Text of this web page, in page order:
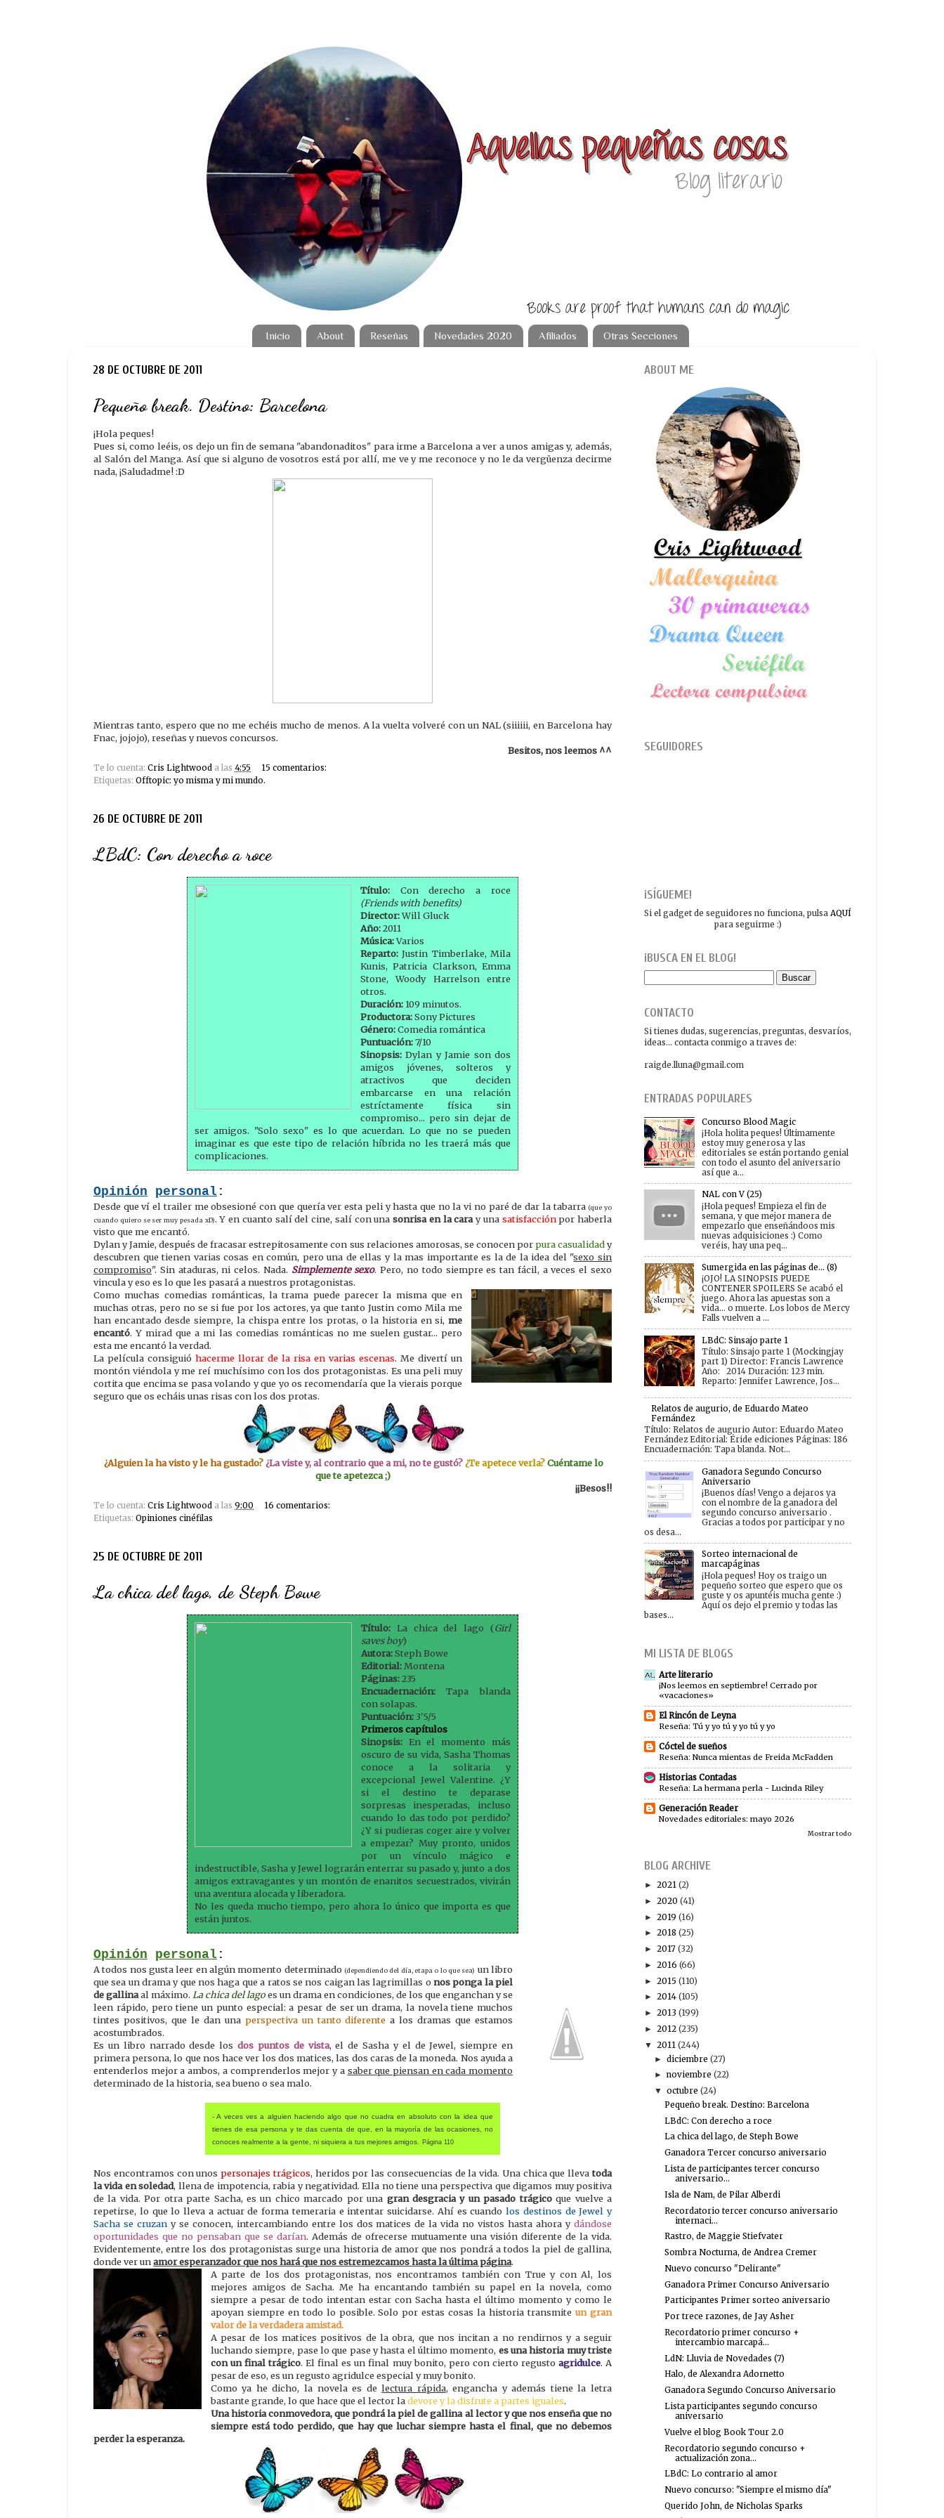
Inicio About Reseñas Novedades 2020 Afiliados Otras Secciones
28 DE OCTUBRE DE 2011
Pequeño break. Destino: Barcelona
¡Hola peques!
Pues si, como leéis, os dejo un fin de semana "abandonaditos" para irme a Barcelona a ver a unos amigas y, además,
al Salón del Manga. Así que si alguno de vosotros está por allí, me ve y me reconoce y no le da vergüenza decirme
nada, ¡Saludadme! :D
Mientras tanto, espero que no me echéis mucho de menos. A la vuelta volveré con un NAL (siiiiii, en Barcelona hay
Fnac, jojojo), reseñas y nuevos concursos.
Besitos, nos leemos ^^
Te lo cuenta: Cris Lightwood a las 4:55
15 comentarios:
Etiquetas: Offtopic: yo misma y mi mundo.
26 DE OCTUBRE DE 2011
LBdC: Con derecho a roce
Título:Con derecho a roce
(Friends with benefits)
Director:Will Gluck
Año:2011
Música:Varios
Reparto:Justin Timberlake, Mila
Kunis, Patricia Clarkson, Emma
Stone, Woody Harrelson entre
otros.
Duración: 109 minutos.
Productora:Sony Pictures
Género:Comedia romántica
Puntuación:7/10
Sinopsis:Dylan y Jamie son dos
amigos jóvenes, solteros y
atractivos que deciden
embarcarse en una relación
estríctamente física sin
compromiso... pero sin dejar de
ser amigos. "Solo sexo" es lo que acuerdan. Lo que no se pueden
imaginar es que este tipo de relación híbrida no les traerá más que
complicaciones.
Opinión personal :
Desde que ví el trailer me obsesioné con que quería ver esta peli y hasta que no la vi no paré de dar la tabarra (que yo
cuando quiero se ser muy pesada xD). Y en cuanto salí del cine, salí con una sonrisa en la caray una satisfacciónpor haberla
visto que me encantó.
Dylan y Jamie, después de fracasar estrepitosamente con sus relaciones amorosas, se conocen porpura casualidady
descubren que tienen varias cosas en común, pero una de ellas y la mas importante es la de la idea del "sexo sin
compromiso". Sin ataduras, ni celos. Nada. Simplemente sexo. Pero, no todo siempre es tan fácil, a veces el sexo
vincula y eso es lo que les pasará a nuestros protagonistas.
Como muchas comedias románticas, la trama puede parecer la misma que en
muchas otras, pero no se si fue por los actores, ya que tanto Justin como Mila me
han encantado desde siempre, la chispa entre los protas, o la historia en si, me
encantó. Y mirad que a mi las comedias románticas no me suelen gustar... pero
esta me encantó la verdad.
La película consiguióhacerme llorar de la risa en varias escenas. Me divertí un
montón viéndola y me reí muchísimo con los dos protagonistas. Es una peli muy
cortita que encima se pasa volando y que yo os recomendaría que la vierais porque
seguro que os echáis unas risas con los dos protas.
¿Alguien la ha visto y le ha gustado?¿La viste y, al contrario que a mi, no te gustó?¿Te apetece verla?Cuéntame lo
que te apetezca ;)
¡¡Besos!!
Te lo cuenta: Cris Lightwood a las 9:00
16 comentarios:
Etiquetas: Opiniones cinéfilas
25 DE OCTUBRE DE 2011
La chica del lago, de Steph Bowe
Título:La chica del lago (Girl
saves boy)
Autora:Steph Bowe
Editorial:Montena
Páginas:235
Encuadernación:Tapa blanda
con solapas.
Puntuación: 3'5/5
Primeros capítulos
Sinopsis:En el momento más
oscuro de su vida, Sasha Thomas
conoce a la solitaria y
excepcional Jewel Valentine. ¿Y
si el destino te deparase
sorpresas inesperadas, incluso
cuando lo das todo por perdido?
¿Y si pudieras coger aire y volver
a empezar? Muy pronto, unidos
por un vínculo mágico e
indestructible, Sasha y Jewel lograrán enterrar su pasado y, junto a dos
amigos extravagantes y un montón de enanitos secuestrados, vivirán
una aventura alocada y liberadora.
No les queda mucho tiempo, pero ahora lo único que importa es que
están juntos.
Opinión personal :
A todos nos gusta leer en algún momento determinado (dependiendo del día, etapa o lo que sea) un libro
que sea un drama y que nos haga que a ratos se nos caigan las lagrimillas onos ponga la piel
de gallinaal máximo.La chica del lagoes un drama en condiciones, de los que enganchan y se
leen rápido, pero tiene un punto especial: a pesar de ser un drama, la novela tiene muchos
tintes positivos, que le dan una perspectiva un tanto diferente a los dramas que estamos
acostumbrados.
Es un libro narrado desde losdos puntos de vista, el de Sasha y el de Jewel, siempre en
primera persona, lo que nos hace ver los dos matices, las dos caras de la moneda. Nos ayuda a
entenderlos mejor a ambos, a comprenderlos mejor y a saber que piensan en cada momento
determinado de la historia, sea bueno o sea malo.
- A veces ves a alguien haciendo algo que no cuadra en absoluto con la idea que
tienes de esa persona y te das cuenta de que, en la mayoría de las ocasiones, no
conoces realmente a la gente, ni siquiera a tus mejores amigos.
Página 110
Nos encontramos con unospersonajes trágicos, heridos por las consecuencias de la vida. Una chica que llevatoda
la vida en soledad, llena de impotencia, rabia y negatividad. Ella no tiene una perspectiva que digamos muy positiva
de la vida. Por otra parte Sacha, es un chico marcado por una gran desgracia y un pasado trágicoque vuelve a
repetirse, lo que lo lleva a actuar de forma temeraria e intentar suicidarse. Ahí es cuando los destinos de Jewel y
Sacha se cruzany se conocen, intercambiando entre los dos matices de la vida no vistos hasta ahora ydándose
oportunidades que no pensaban que se darían. Además de ofrecerse mutuamente una visión diferente de la vida.
Evidentemente, entre los dos protagonistas surge una historia de amor que nos pondrá a todos la piel de gallina,
donde ver unamor esperanzador que nos hará que nos estremezcamos hasta la última página.
A parte de los dos protagonistas, nos encontramos también con True y con Al, los
mejores amigos de Sacha. Me ha encantando también su papel en la novela, como
siempre a pesar de todo intentan estar con Sacha hasta el último momento y como le
apoyan siempre en todo lo posible. Solo por estas cosas la historia transmite un gran
valor de la verdadera amistad.
A pesar de los matices positivos de la obra, que nos incitan a no rendirnos y a seguir
luchando siempre, pase lo que pase y hasta el último momento, es una historia muy triste
con un final trágico. El final es un final muy bonito, pero con cierto regusto agridulce. A
pesar de eso, es un regusto agridulce especial y muy bonito.
Como ya he dicho, la novela es delectura rápida, engancha y además tiene la letra
bastante grande, lo que hace que el lector ladevore y la disfrute a partes iguales.
Una historia conmovedora, que pondrá la piel de gallina al lector y que nos enseña que no
siempre está todo perdido, que hay que luchar siempre hasta el final, que no debemos
perder la esperanza.
ABOUT ME
SEGUIDORES
¡SÍGUEME!
Si el gadget de seguidores no funciona, pulsa AQUÍ
para seguirme :)
¡BUSCA EN EL BLOG!
CONTACTO
Si tienes dudas, sugerencias, preguntas, desvaríos,
ideas... contacta conmigo a traves de:
raigde.lluna@gmail.com
ENTRADAS POPULARES
Concurso Blood Magic
¡Hola holita peques! Últimamente
estoy muy generosa y las
editoriales se están portando genial
con todo el asunto del aniversario
así que a...
NAL con V (25)
¡Hola peques! Empieza el fin de
semana, y que mejor manera de
empezarlo que enseñándoos mis
nuevas adquisiciones :) Como
veréis, hay una peq...
Sumergida en las páginas de... (8)
¡OJO! LA SINOPSIS PUEDE
CONTENER SPOILERS Se acabó el
juego. Ahora las apuestas son a
vida... o muerte. Los lobos de Mercy
Falls vuelven a ...
LBdC: Sinsajo parte 1
Título: Sinsajo parte 1 (Mockingjay
part 1) Director: Francis Lawrence
Año: 2014 Duración: 123 min.
Reparto: Jennifer Lawrence, Jos...
Relatos de augurio, de Eduardo Mateo
Fernández
Título: Relatos de augurio Autor: Eduardo Mateo
Fernández Editorial: Éride ediciones Páginas: 186
Encuadernación: Tapa blanda. Not...
Ganadora Segundo Concurso
Aniversario
¡Buenos días! Vengo a dejaros ya
con el nombre de la ganadora del
segundo concurso aniversario .
Gracias a todos por participar y no
os desa...
Sorteo internacional de
marcapáginas
¡Hola peques! Hoy os traigo un
pequeño sorteo que espero que os
guste y os apuntéis mucha gente :)
Aquí os dejo el premio y todas las
bases...
MI LISTA DE BLOGS
Arte literario
¡Nos leemos en septiembre! Cerrado por
«vacaciones»
El Rincón de Leyna
Reseña: Tú y yo tú y yo tú y yo
Cóctel de sueños
Reseña: Nunca mientas de Freida McFadden
Historias Contadas
Reseña: La hermana perla - Lucinda Riley
Generación Reader
Novedades editoriales: mayo 2026
Mostrar todo
BLOG ARCHIVE
► 2021 (2)
► 2020 (41)
► 2019 (16)
► 2018 (25)
► 2017 (32)
► 2016 (66)
► 2015 (110)
► 2014 (105)
► 2013 (199)
► 2012 (235)
▼ 2011 (244)
►diciembre (27)
►noviembre (22)
▼ octubre (24)
Pequeño break. Destino: Barcelona
LBdC: Con derecho a roce
La chica del lago, de Steph Bowe
Ganadora Tercer concurso aniversario
Lista de participantes tercer concurso
aniversario...
Isla de Nam, de Pilar Alberdi
Recordatorio tercer concurso aniversario
internaci...
Rastro, de Maggie Stiefvater
Sombra Nocturna, de Andrea Cremer
Nuevo concurso "Delirante"
Ganadora Primer Concurso Aniversario
Participantes Primer sorteo aniversario
Por trece razones, de Jay Asher
Recordatorio primer concurso +
intercambio marcapá...
LdN: Lluvia de Novedades (7)
Halo, de Alexandra Adornetto
Ganadora Segundo Concurso Aniversario
Lista participantes segundo concurso
aniversario
Vuelve el blog Book Tour 2.0
Recordatorio segundo concurso +
actualización zona...
LBdC: Lo contrario al amor
Nuevo concurso: "Siempre el mismo día"
Querido John, de Nicholas Sparks